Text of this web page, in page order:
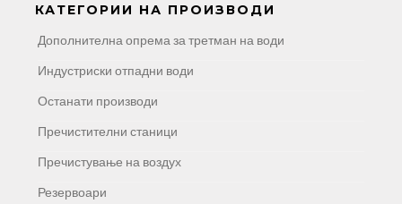
КАТЕГОРИИ НА ПРОИЗВОДИ
Дополнителна опрема за третман на води
Индустриски отпадни води
Останати производи
Пречистителни станици
Пречистување на воздух
Резервоари